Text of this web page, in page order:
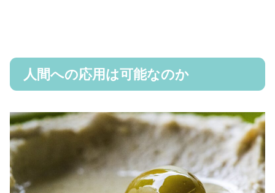
人間への応用は可能なのか